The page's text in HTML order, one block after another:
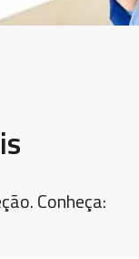
Conheça: